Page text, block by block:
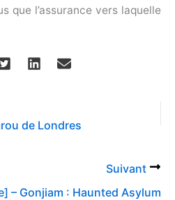
que l’assurance vers laquelle
de Londres
Suivant
– Gonjiam : Haunted Asylum